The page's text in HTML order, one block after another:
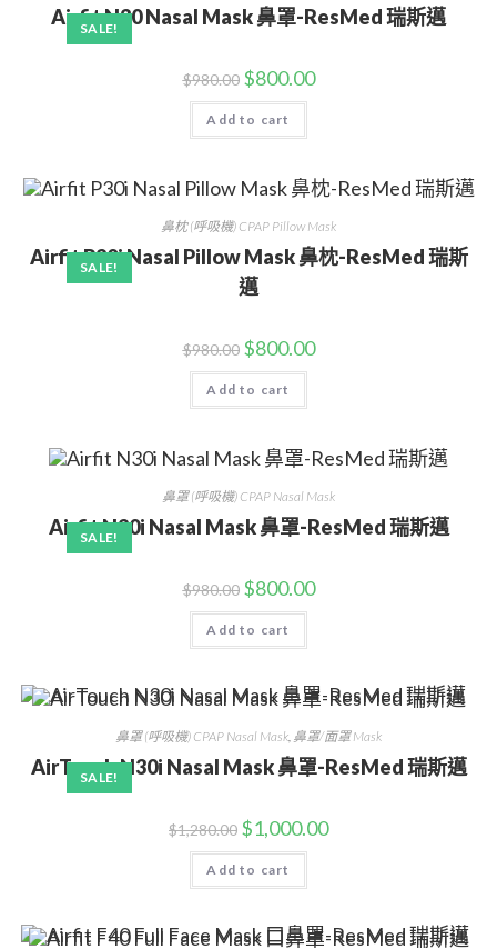
SALE!
Airfit N30 Nasal Mask 鼻罩-ResMed 瑞斯邁
$980.00 $800.00
Add to cart
SALE!
鼻枕 (呼吸機) CPAP Pillow Mask
Airfit P30i Nasal Pillow Mask 鼻枕-ResMed 瑞斯
邁
$980.00 $800.00
Add to cart
SALE!
鼻罩 (呼吸機) CPAP Nasal Mask
Airfit N30i Nasal Mask 鼻罩-ResMed 瑞斯邁
$980.00 $800.00
Add to cart
SALE!
鼻罩 (呼吸機) CPAP Nasal Mask 鼻罩/面罩 Mask
AirTouch N30i Nasal Mask 鼻罩-ResMed 瑞斯邁
$1,280.00 $1,000.00
Add to cart